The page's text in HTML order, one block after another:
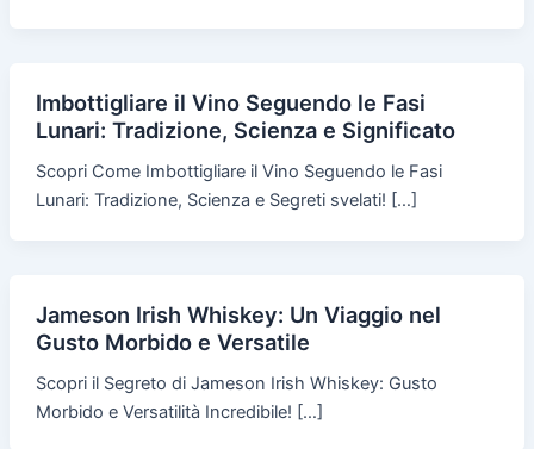
Imbottigliare il Vino Seguendo le Fasi
Lunari: Tradizione, Scienza e Significato
Scopri Come Imbottigliare il Vino Seguendo le Fasi
Lunari: Tradizione, Scienza e Segreti svelati! […]
Jameson Irish Whiskey: Un Viaggio nel
Gusto Morbido e Versatile
Scopri il Segreto di Jameson Irish Whiskey: Gusto
Morbido e Versatilità Incredibile! […]